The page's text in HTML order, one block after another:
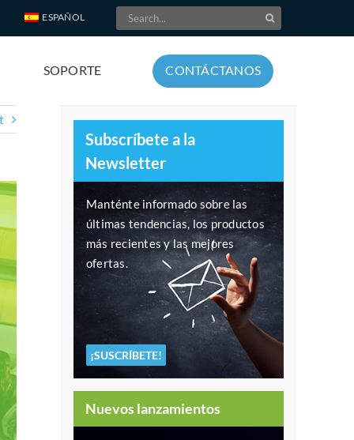
ESPAÑOL
Search
for:
SOPORTE CONTÁCTANOS
Subscríbete a la
Newsletter
Manténte informado sobre las
últimas tendencias, los productos
más recientes y las mejores
ofertas.
¡SUSCRÍBETE!
Nuevos lanzamientos